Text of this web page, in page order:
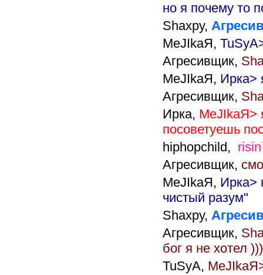
но я почему то
Shaxpy,
MeJIkaЯ,
Агресивщик,
MeJIkaЯ, Ирка>
Агресивщик,
Ирка, MeJIkaЯ>
посоветуешь
hiphopchild,
Агресивщик,
MeJIkaЯ, Ирка>
чистый разум"
Shaxpy,
Агресивщик,
бог я не хотел )))
TuSyA,